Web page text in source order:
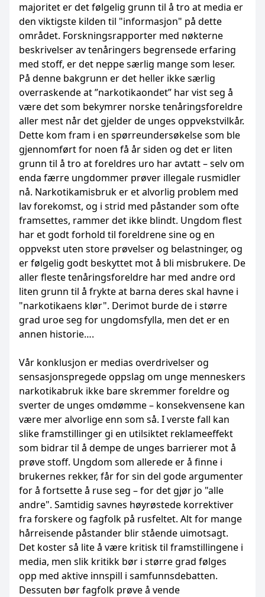
majoritet er det følgelig grunn til å tro at media er
den viktigste kilden til "informasjon" på dette
området. Forskningsrapporter med nøkterne
beskrivelser av tenåringers begrensede erfaring
med stoff, er det neppe særlig mange som leser.
På denne bakgrunn er det heller ikke særlig
overraskende at ”narkotikaondet” har vist seg å
være det som bekymrer norske tenåringsforeldre
aller mest når det gjelder de unges oppvekstvilkår.
Dette kom fram i en spørreundersøkelse som ble
gjennomført for noen få år siden og det er liten
grunn til å tro at foreldres uro har avtatt – selv om
enda færre ungdommer prøver illegale rusmidler
nå. Narkotikamisbruk er et alvorlig problem med
lav forekomst, og i strid med påstander som ofte
framsettes, rammer det ikke blindt. Ungdom flest
har et godt forhold til foreldrene sine og en
oppvekst uten store prøvelser og belastninger, og
er følgelig godt beskyttet mot å bli misbrukere. De
aller fleste tenåringsforeldre har med andre ord
liten grunn til å frykte at barna deres skal havne i
"narkotikaens klør". Derimot burde de i større
grad uroe seg for ungdomsfylla, men det er en
annen historie….
Vår konklusjon er medias overdrivelser og
sensasjonspregede oppslag om unge menneskers
narkotikabruk ikke bare skremmer foreldre og
sverter de unges omdømme – konsekvensene kan
være mer alvorlige enn som så. I verste fall kan
slike framstillinger gi en utilsiktet reklameeffekt
som bidrar til å dempe de unges barrierer mot å
prøve stoff. Ungdom som allerede er å finne i
brukernes rekker, får for sin del gode argumenter
for å fortsette å ruse seg – for det gjør jo "alle
andre". Samtidig savnes høyrøstede korrektiver
fra forskere og fagfolk på rusfeltet. Alt for mange
hårreisende påstander blir stående uimotsagt.
Det koster så lite å være kritisk til framstillingene i
media, men slik kritikk bør i større grad følges
opp med aktive innspill i samfunnsdebatten.
Dessuten bør fagfolk prøve å vende